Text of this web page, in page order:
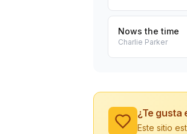
Nows the time
Charlie Parker
¿Te gusta
Este sitio